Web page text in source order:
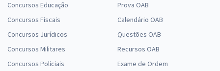
Concursos Educação
Concursos Fiscais
Concursos Jurídicos
Concursos Militares
Concursos Policiais
Prova OAB
Calendário OAB
Questões OAB
Recursos OAB
Exame de Ordem